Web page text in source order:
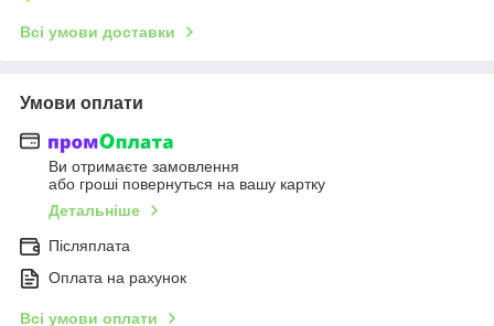
Всі умови доставки
Умови оплати
Ви отримаєте замовлення
або гроші повернуться на вашу картку
Детальніше
Післяплата
Оплата на рахунок
Всі умови оплати